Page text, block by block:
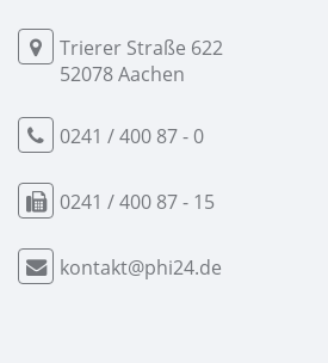
Trierer Straße 622
52078 Aachen
0241 / 400 87 - 0
0241 / 400 87 - 15
kontakt@phi24.de